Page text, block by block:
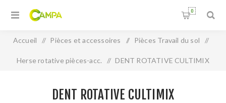
0
Accueil / Pièces et accessoires / Pièces Travail du sol /
Herse rotative pièces-acc. / DENT ROTATIVE CULTIMIX
DENT ROTATIVE CULTIMIX